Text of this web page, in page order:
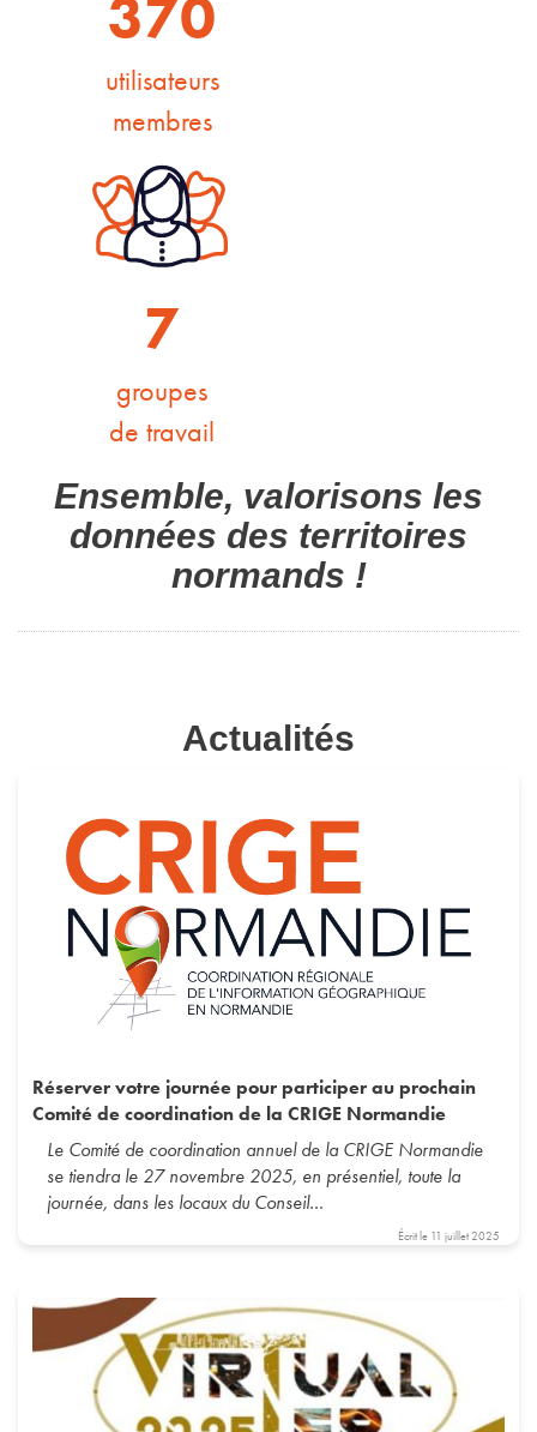
370
utilisateurs
membres
7
groupes
de travail
Ensemble, valorisons les
données des territoires
normands !
Actualités
Réserver votre journée pour participer au prochain
Comité de coordination de la CRIGE Normandie
Le Comité de coordination annuel de la CRIGE Normandie
se tiendra le 27 novembre 2025, en présentiel, toute la
journée, dans les locaux du Conseil…
Écrit le 11 juillet 2025